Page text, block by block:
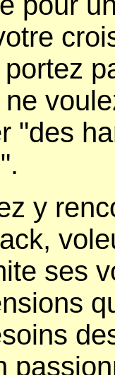
"des
y
ses